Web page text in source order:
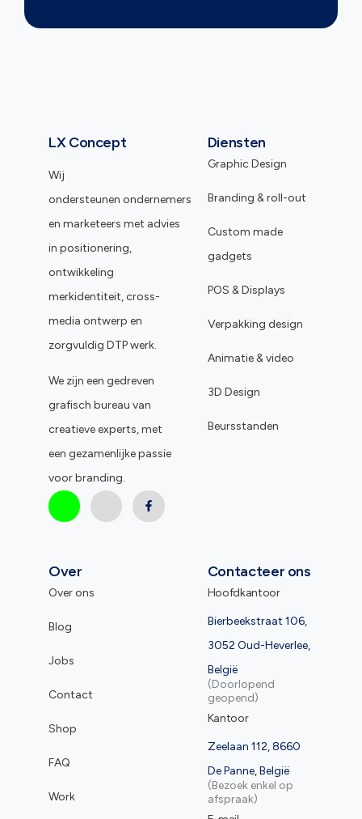
LX Concept
Wij
ondersteunen ondernemers
en marketeers met advies
in positionering,
ontwikkeling
merkidentiteit, cross-
media ontwerp en
zorgvuldig DTP werk.
We zijn een gedreven
grafisch bureau van
creatieve experts, met
een gezamenlijke passie
voor branding.
Diensten
Graphic Design
Branding & roll-out
Custom made
gadgets
POS & Displays
Verpakking design
Animatie & video
3D Design
Beursstanden
Over
Over ons
Blog
Jobs
Contact
Shop
FAQ
Work
Contacteer ons
Hoofdkantoor
Bierbeekstraat 106,
3052 Oud-Heverlee,
België
(Doorlopend
geopend)
Kantoor
Zeelaan 112, 8660
De Panne, België
(Bezoek enkel op
afspraak)